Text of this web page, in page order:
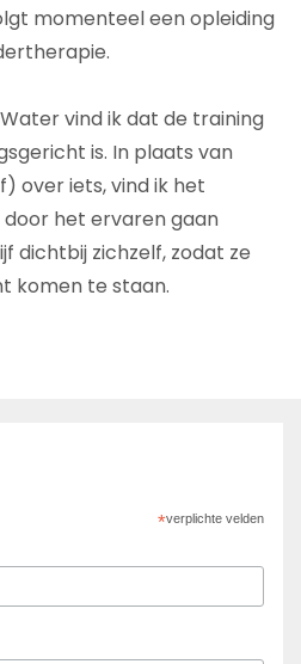
momenteel een opleiding
vind ik dat de training
is. In plaats van
over iets, vind ik het
het ervaren gaan
dichtbij zichzelf, zodat ze
komen te staan.
*verplichte velden